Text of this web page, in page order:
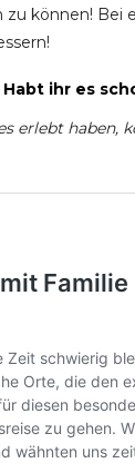
können! Bei
ihr es
erlebt haben,